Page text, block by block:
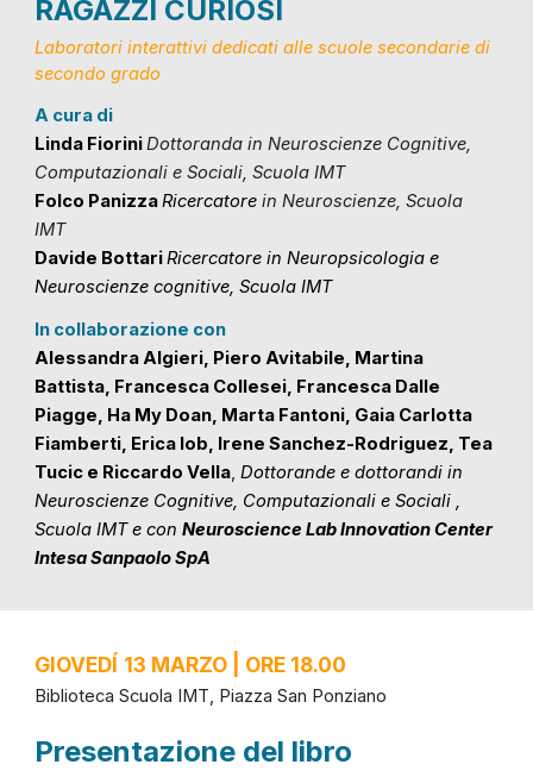
RAGAZZI CURIOSI
Laboratori interattivi dedicati alle scuole secondarie di
secondo grado
A cura di
Linda FioriniDottoranda in Neuroscienze Cognitive,
Computazionali e Sociali, Scuola IMT
Folco PanizzaRicercatorein Neuroscienze, Scuola
IMT
Davide BottariRicercatore in Neuropsicologia e
Neuroscienze cognitive, Scuola IMT
In collaborazione con
Alessandra Algieri, Piero Avitabile, Martina
Battista, Francesca Collesei, Francesca Dalle
Piagge, Ha My Doan, Marta Fantoni, Gaia Carlotta
Fiamberti, Erica Iob, Irene Sanchez-Rodriguez, Tea
Tucic e Riccardo Vella, Dottorande edottorandi in
Neuroscienze Cognitive, Computazionali e Sociali ,
Scuola IMT e conNeuroscience Lab Innovation Center
Intesa Sanpaolo SpA
GIOVEDÍ 13 MARZO | ORE 18.00
Biblioteca Scuola IMT, Piazza San Ponziano
Presentazione del libro